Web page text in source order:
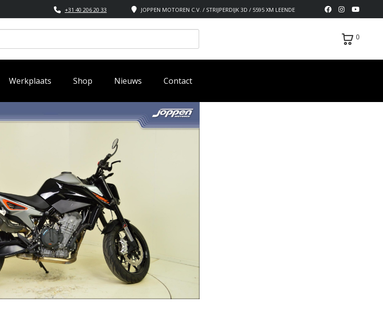
JOPPEN MOTOREN C.V. / STRIJPERDIJK 3D / 5595 XM LEENDE
+31 40 206 20 33
0
Werkplaats Shop Nieuws Contact